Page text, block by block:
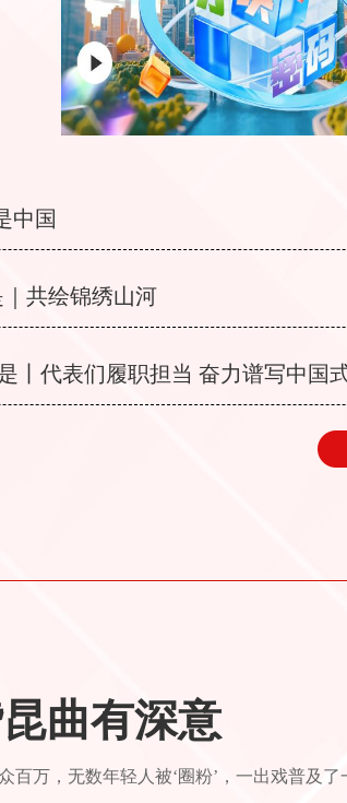
中国
共绘锦绣山河
丨代表们履职担当 奋力谱写中国
曲有深意
万，无数年轻人被‘圈粉’，一出戏普及了